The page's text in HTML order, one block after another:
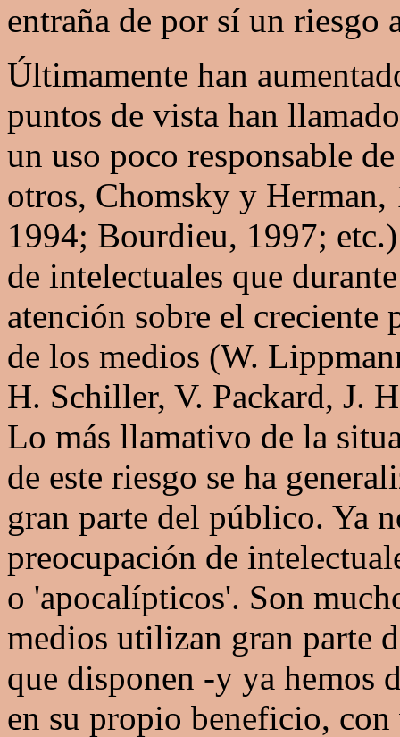
entraña de por sí un riesgo
Últimamente han
puntos de vista han
un uso poco responsable
otros, Chomsky y
1994; Bourdieu, 1997;
de intelectuales que
atención sobre el
de los medios (W.
H. Schiller, V. Packard, J.
Lo más llamativo de la
de este riesgo se ha
gran parte del público. Ya
preocupación de
o 'apocalípticos'. Son
medios utilizan gran parte
que disponen -y ya hemos
en su propio beneficio, con